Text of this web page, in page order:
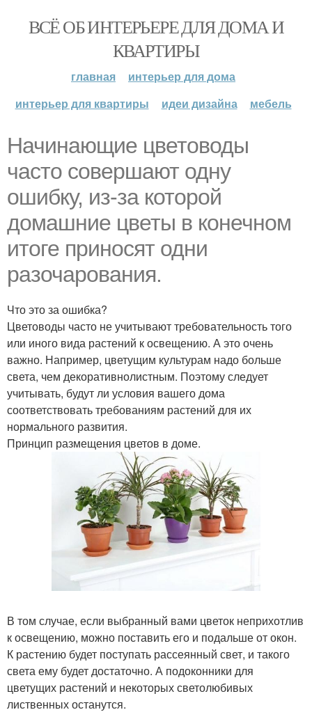
ВСЁ ОБ ИНТЕРЬЕРЕ ДЛЯ ДОМА И
КВАРТИРЫ
главная
интерьер для дома
интерьер для квартиры
идеи дизайна мебель
Начинающие цветоводы
часто совершают одну
ошибку, из-за которой
домашние цветы в конечном
итоге приносят одни
разочарования.
Что это за ошибка?
Цветоводы часто не учитывают требовательность того
или иного вида растений к освещению. А это очень
важно. Например, цветущим культурам надо больше
света, чем декоративнолистным. Поэтому следует
учитывать, будут ли условия вашего дома
соответствовать требованиям растений для их
нормального развития.
Принцип размещения цветов в доме.
В том случае, если выбранный вами цветок неприхотлив
к освещению, можно поставить его и подальше от окон.
К растению будет поступать рассеянный свет, и такого
света ему будет достаточно. А подоконники для
цветущих растений и некоторых светолюбивых
лиственных останутся.